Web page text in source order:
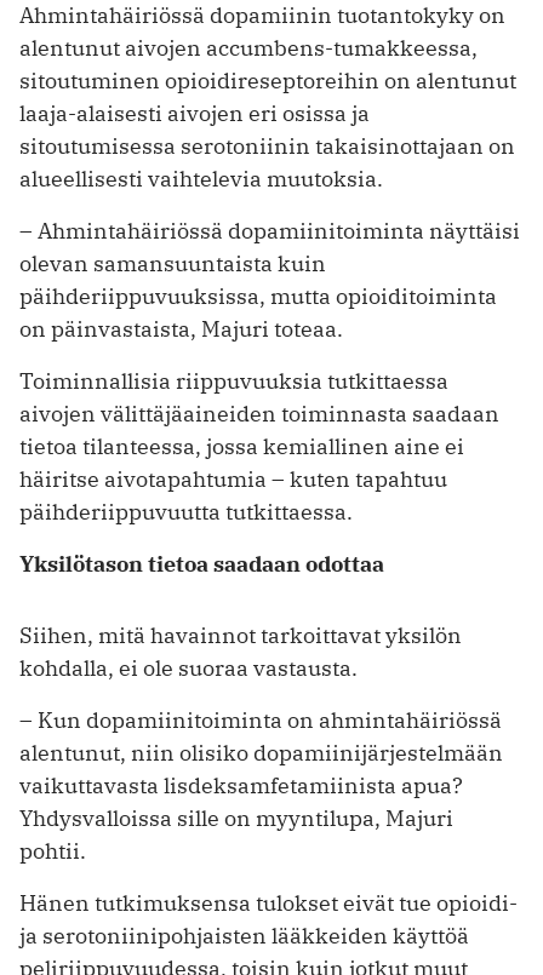
Ahmintahäiriössä dopamiinin tuotantokyky on
alentunut aivojen accumbens-tumakkeessa,
sitoutuminen opioidireseptoreihin on alentunut
laaja-alaisesti aivojen eri osissa ja
sitoutumisessa serotoniinin takaisinottajaan on
alueellisesti vaihtelevia muutoksia.
– Ahmintahäiriössä dopamiinitoiminta näyttäisi
olevan samansuuntaista kuin
päihderiippuvuuksissa, mutta opioiditoiminta
on päinvastaista, Majuri toteaa.
Toiminnallisia riippuvuuksia tutkittaessa
aivojen välittäjäaineiden toiminnasta saadaan
tietoa tilanteessa, jossa kemiallinen aine ei
häiritse aivotapahtumia – kuten tapahtuu
päihderiippuvuutta tutkittaessa.
Yksilötason tietoa saadaan odottaa
Siihen, mitä havainnot tarkoittavat yksilön
kohdalla, ei ole suoraa vastausta.
– Kun dopamiinitoiminta on ahmintahäiriössä
alentunut, niin olisiko dopamiinijärjestelmään
vaikuttavasta lisdeksamfetamiinista apua?
Yhdysvalloissa sille on myyntilupa, Majuri
pohtii.
Hänen tutkimuksensa tulokset eivät tue opioidi-
ja serotoniinipohjaisten lääkkeiden käyttöä
peliriippuvuudessa, toisin kuin jotkut muut